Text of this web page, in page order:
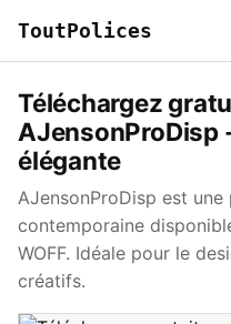
ToutPolices
Téléchargez
AJensonProDisp
élégante
AJensonProDisp est
contemporaine
WOFF. Idéale pour le
créatifs.